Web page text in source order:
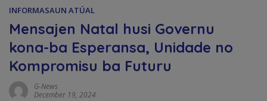
INFORMASAUN ATÚAL
Mensajen Natal husi Governu
kona-ba Esperansa, Unidade no
Kompromisu ba Futuru
G-News
December 19, 2024